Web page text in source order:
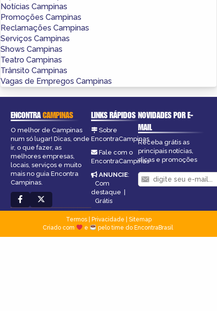
Notícias Campinas
Promoções Campinas
Reclamações Campinas
Serviços Campinas
Shows Campinas
Teatro Campinas
Trânsito Campinas
Vagas de Empregos Campinas
ENCONTRACAMPINAS
O melhor de Campinas
num só lugar! Dicas, onde
ir, o que fazer, as
melhores empresas,
locais, serviços e muito
mais no guia Encontra
Campinas.
LINKS RÁPIDOS
Sobre
EncontraCampinas
Fale com o
EncontraCampinas
ANUNCIE:
Com
destaque
Grátis
NOVIDADES POR E-
MAIL
Receba grátis as
principais notícias,
dicas e promoções
Termos| Privacidade
Sitemap
Criado com
e pelo time do EncontraBrasil